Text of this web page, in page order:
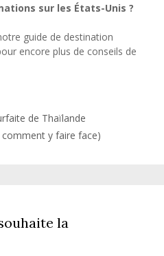
sur les États-Unis ?
guide de destination
encore plus de conseils de
de Thaïlande
y faire face)
la